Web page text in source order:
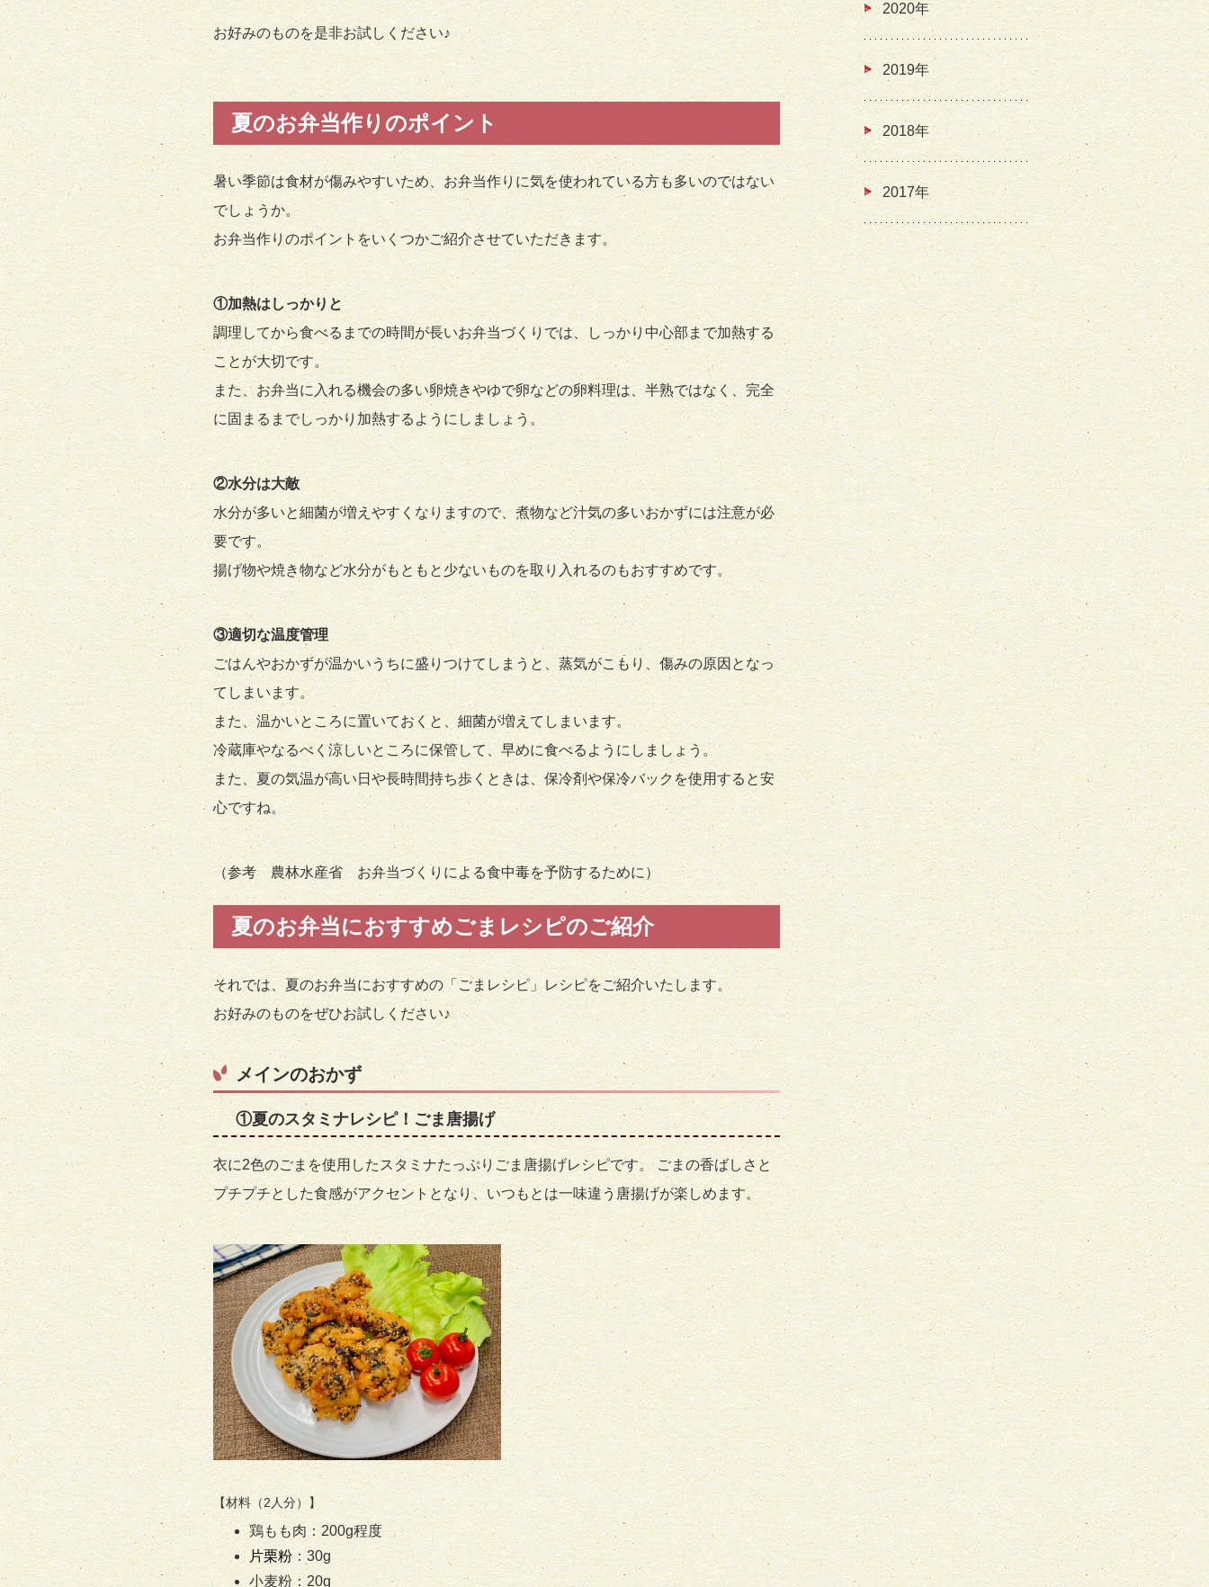
お好みのものを是非お試しください♪
夏のお弁当作りのポイント
暑い季節は食材が傷みやすいため、お弁当作りに気を使われている方も多いのではない
でしょうか。
お弁当作りのポイントをいくつかご紹介させていただきます。
①加熱はしっかりと
調理してから食べるまでの時間が長いお弁当づくりでは、しっかり中心部まで加熱する
ことが大切です。
また、お弁当に入れる機会の多い卵焼きやゆで卵などの卵料理は、半熟ではなく、完全
に固まるまでしっかり加熱するようにしましょう。
②水分は大敵
水分が多いと細菌が増えやすくなりますので、煮物など汁気の多いおかずには注意が必
要です。
揚げ物や焼き物など水分がもともと少ないものを取り入れるのもおすすめです。
③適切な温度管理
ごはんやおかずが温かいうちに盛りつけてしまうと、蒸気がこもり、傷みの原因となっ
てしまいます。
また、温かいところに置いておくと、細菌が増えてしまいます。
冷蔵庫やなるべく涼しいところに保管して、早めに食べるようにしましょう。
また、夏の気温が高い日や長時間持ち歩くときは、保冷剤や保冷バックを使用すると安
心ですね。
（参考 農林水産省 お弁当づくりによる食中毒を予防するために）
夏のお弁当におすすめごまレシピのご紹介
それでは、夏のお弁当におすすめの「ごまレシピ」レシピをご紹介いたします。
お好みのものをぜひお試しください♪
メインのおかず
①夏のスタミナレシピ！ごま唐揚げ
衣に2色のごまを使用したスタミナたっぷりごま唐揚げレシピです。 ごまの香ばしさと
プチプチとした食感がアクセントとなり、いつもとは一味違う唐揚げが楽しめます。
【材料（2人分）】
鶏もも肉：200g程度
片栗粉：30g
小麦粉：20g
2020年
2019年
2018年
2017年